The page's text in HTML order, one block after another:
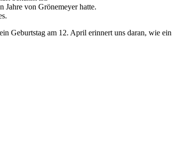
Jahre von Grönemeyer hatte.
Geburtstag am 12. April erinnert uns daran, wie ein